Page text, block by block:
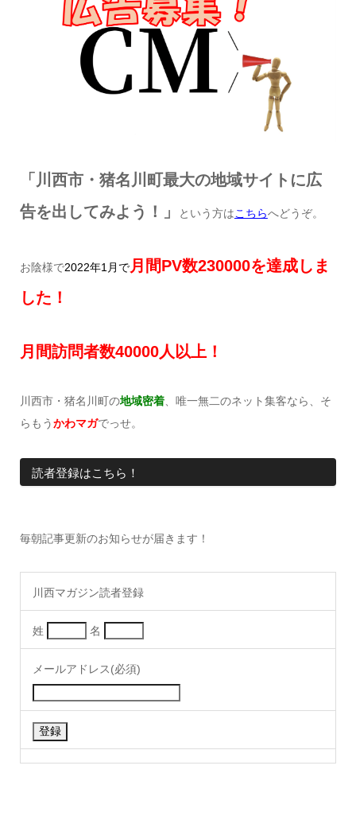
「川西市・猪名川町最大の地域サイトに広
告を出してみよう！」
という方はこちらへどうぞ。
お陰様で2022年1 月で月間PV数230000を達成しま
した！
月間訪問者数40000人以上！
川西市・猪名川町の地域密着、唯一無二のネット集客なら、そ
らもうかわマガでっせ。
読者登録はこちら！
毎朝記事更新のお知らせが届きます！
川西マガジン読者登録
姓 名
メールアドレス(必須)